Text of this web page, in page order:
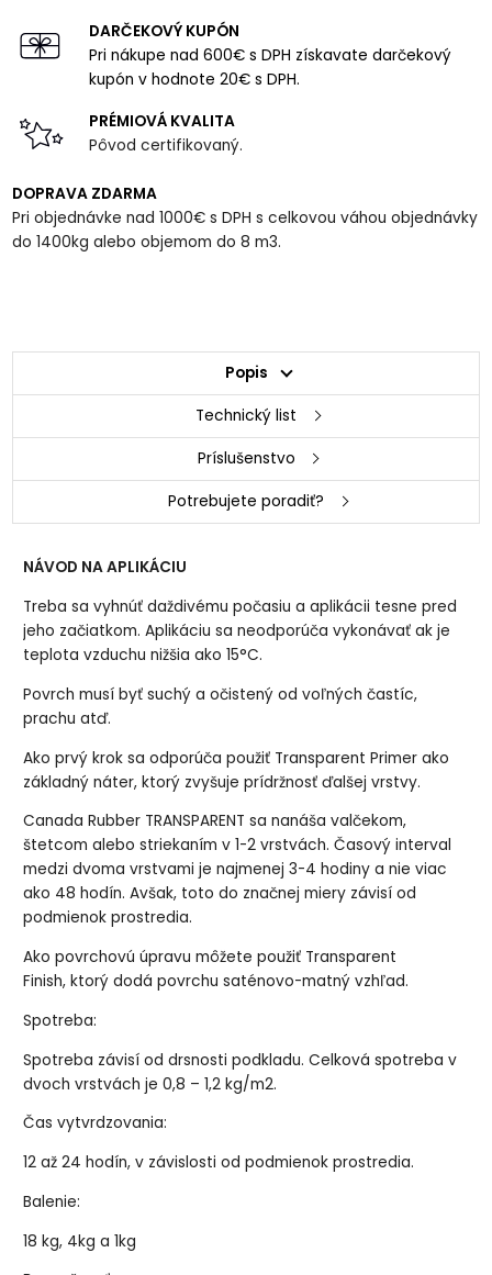
DARČEKOVÝ KUPÓN
Pri nákupe nad 600€ s DPH získavate darčekový
kupón v hodnote 20€ s DPH.
PRÉMIOVÁ KVALITA
Pôvod certifikovaný.
DOPRAVA ZDARMA
Pri objednávke nad 1000€ s DPH s celkovou váhou objednávky
do 1400kg alebo objemom do 8 m3.
Popis
Technický list
Príslušenstvo
Potrebujete poradiť?
NÁVOD NA APLIKÁCIU
Treba sa vyhnúť daždivému počasiu a aplikácii tesne pred
jeho začiatkom. Aplikáciu sa neodporúča vykonávať ak je
teplota vzduchu nižšia ako 15°C.
Povrch musí byť suchý a očistený od voľných častíc,
prachu atď.
Ako prvý krok sa odporúča použiť Transparent Primer ako
základný náter, ktorý zvyšuje prídržnosť ďalšej vrstvy.
Canada Rubber TRANSPARENT sa nanáša valčekom,
štetcom alebo striekaním v 1-2 vrstvách. Časový interval
medzi dvoma vrstvami je najmenej 3-4 hodiny a nie viac
ako 48 hodín. Avšak, toto do značnej miery závisí od
podmienok prostredia.
Ako povrchovú úpravu môžete použiť Transparent
Finish, ktorý dodá povrchu saténovo-matný vzhľad.
Spotreba:
Spotreba závisí od drsnosti podkladu. Celková spotreba v
dvoch vrstvách je 0,8 – 1,2 kg/m2.
Čas vytvrdzovania:
12 až 24 hodín, v závislosti od podmienok prostredia.
Balenie:
18 kg, 4kg a 1kg